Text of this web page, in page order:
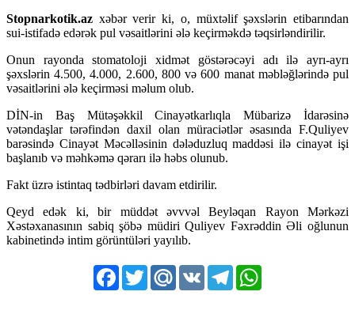
Stopnarkotik.az xəbər verir ki, o, müxtəlif şəxslərin etibarından
sui-istifadə edərək pul vəsaitlərini ələ keçirməkdə təqsirləndirilir.
Onun rayonda stomatoloji xidmət göstərəcəyi adı ilə ayrı-ayrı
şəxslərin 4.500, 4.000, 2.600, 800 və 600 manat məbləğlərində pul
vəsaitlərini ələ keçirməsi məlum olub.
DİN-in Baş Mütəşəkkil Cinayətkarlıqla Mübarizə İdarəsinə
vətəndaşlar tərəfindən daxil olan müraciətlər əsasında F.Quliyev
barəsində Cinayət Məcəlləsinin dələduzluq maddəsi ilə cinayət işi
başlanıb və məhkəmə qərarı ilə həbs olunub.
Fakt üzrə istintaq tədbirləri davam etdirilir.
Qeyd edək ki, bir müddət əvvvəl Beyləqan Rayon Mərkəzi
Xəstəxanasının sabiq şöbə müdiri Quliyev Fəxrəddin Əli oğlunun
kabinetində intim görüntüləri yayılıb.
Facebook
Twitter Mail.RuVK Telegram